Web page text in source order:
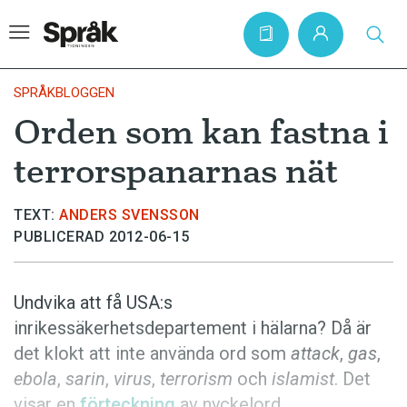
Hem
Artiklar
Krönikor
Språkfrågor
Bokrecensioner
Kviss
Podden
SPRÅKBLOGGEN
Orden som kan fastna i
terrorspanarnas nät
TEXT: ANDERS SVENSSON
PUBLICERAD 2012-06-15
Undvika att få USA:s
inrikessäkerhetsdepartement i hälarna? Då är
det klokt att inte använda ord som attack, gas,
ebola, sarin, virus, terrorism och islamist. Det